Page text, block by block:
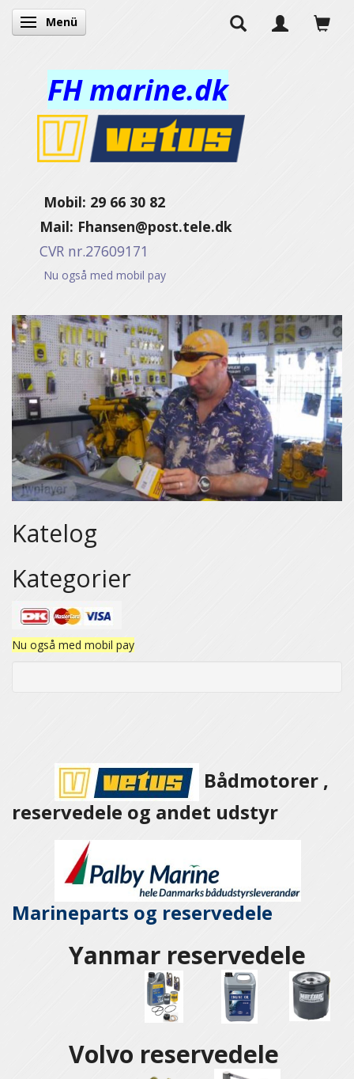
Anzeige ändern
Menü
FH marine.dk
Mobil: 29 66 30 82
Mail: Fhansen@post.tele.dk
CVR nr.27609171
Nu også med mobil pay
Katelog
Kategorier
Nu også med mobil pay
Bådmotorer ,
reservedele og andet udstyr
Marineparts og reservedele
Yanmar reservedele
Volvo reservedele